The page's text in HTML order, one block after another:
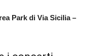
Park di Via Sicilia –